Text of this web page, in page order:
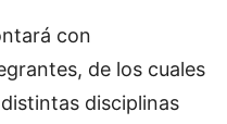
con
de los cuales
disciplinas